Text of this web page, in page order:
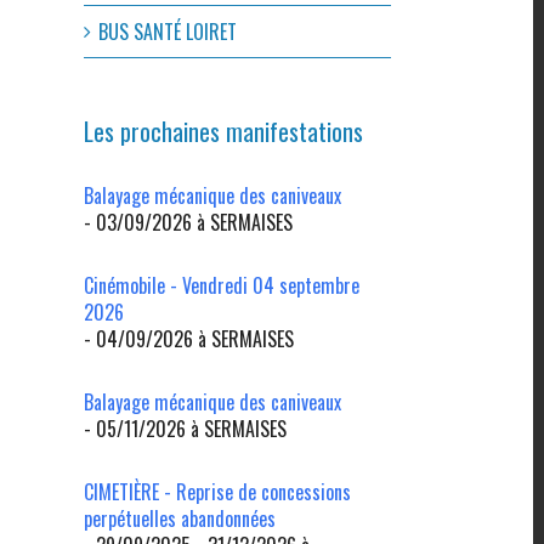
BUS SANTÉ LOIRET
Les prochaines manifestations
Balayage mécanique des caniveaux
- 03/09/2026 à SERMAISES
Cinémobile - Vendredi 04 septembre
2026
- 04/09/2026 à SERMAISES
Balayage mécanique des caniveaux
- 05/11/2026 à SERMAISES
CIMETIÈRE - Reprise de concessions
perpétuelles abandonnées